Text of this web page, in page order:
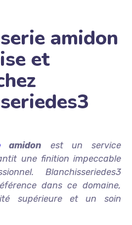
amidon
et
amidon est un service
une finition impeccable
Blanchisseriedes3
dans ce domaine,
supérieure et un soin